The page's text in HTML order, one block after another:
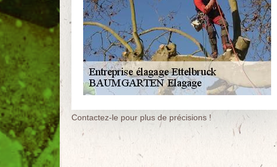
Contactez-le pour plus de précisions !